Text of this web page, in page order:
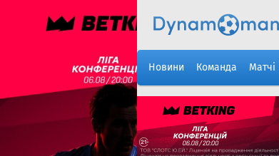
Новини Команда Матчі